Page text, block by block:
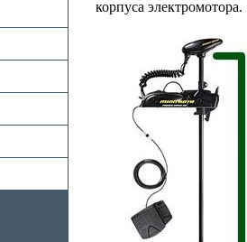
корпуса электромотора.